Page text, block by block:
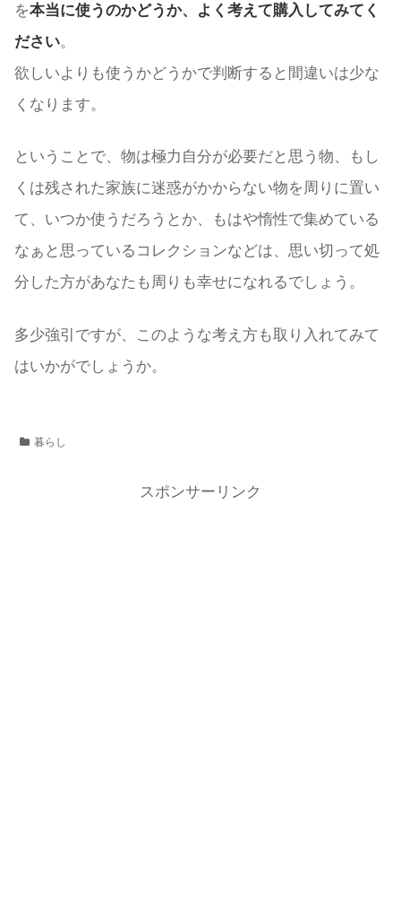
を本当に使うのかどうか、よく考えて購入してみてく
ださい。
欲しいよりも使うかどうかで判断すると間違いは少な
くなります。
ということで、物は極力自分が必要だと思う物、もし
くは残された家族に迷惑がかからない物を周りに置い
て、いつか使うだろうとか、もはや惰性で集めている
なぁと思っているコレクションなどは、思い切って処
分した方があなたも周りも幸せになれるでしょう。
多少強引ですが、このような考え方も取り入れてみて
はいかがでしょうか。
暮らし
スポンサーリンク